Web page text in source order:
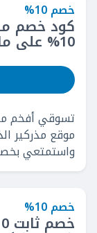
خصم 10%
كود خصم
10% على ملابس البنات
تسوقي أفخم
موقع مذركير
واستمتعي بخصم ثابت
خصم 10%